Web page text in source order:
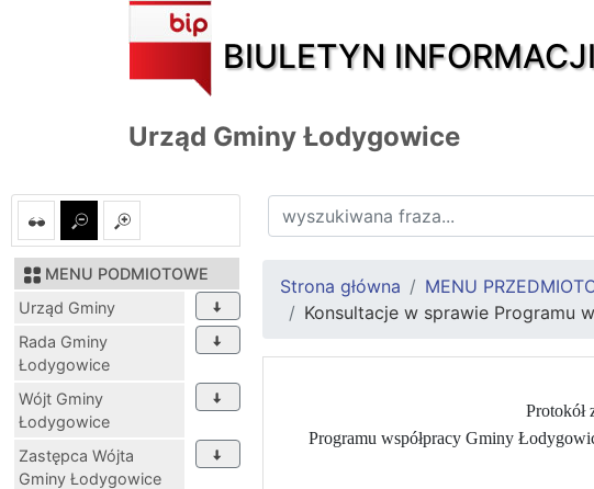
BIULETYN
Urząd Gminy Łodygowice
MENU PODMIOTOWE
Urząd Gminy
Rada Gminy
Łodygowice
Wójt Gminy
Łodygowice
Zastępca Wójta
Gminy Łodygowice
Strona główna MENU
Konsultacje w sprawie Programu
Protokół
Programu współpracy Gminy